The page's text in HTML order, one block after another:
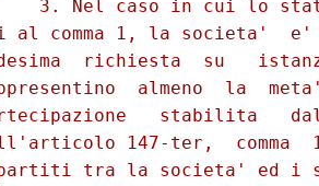
3. Nel caso in cui lo
al comma 1, la societa'
richiesta  su
almeno  la
stabilita
147-ter,  comma
tra la societa' ed i